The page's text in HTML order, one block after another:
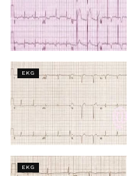
EKG
EKG